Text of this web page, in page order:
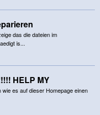
das die dateien im
is...
HELP MY
es auf dieser Homepage einen